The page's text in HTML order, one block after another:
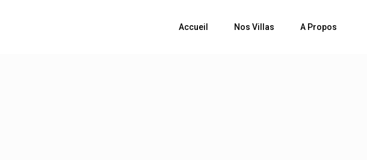
Accueil Nos Villas A Propos